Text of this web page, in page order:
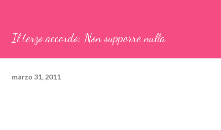
Il terzo accordo: Non supporre nulla
marzo 31, 2011